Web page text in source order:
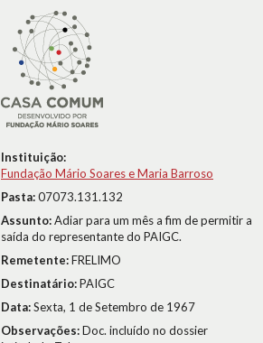
Instituição:
Fundação Mário Soares e Maria Barroso
Pasta:07073.131.132
Assunto:Adiar para um mês a fim de permitir a
saída do representante do PAIGC.
Remetente:FRELIMO
Destinatário:PAIGC
Data:Sexta, 1 de Setembro de 1967
Observações:Doc. incluído no dossier